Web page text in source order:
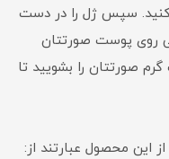
کنید. سپس ژل را در دست
روی پوست صورتتان
صورتتان را بشویید تا
این محصول عبارتند از: